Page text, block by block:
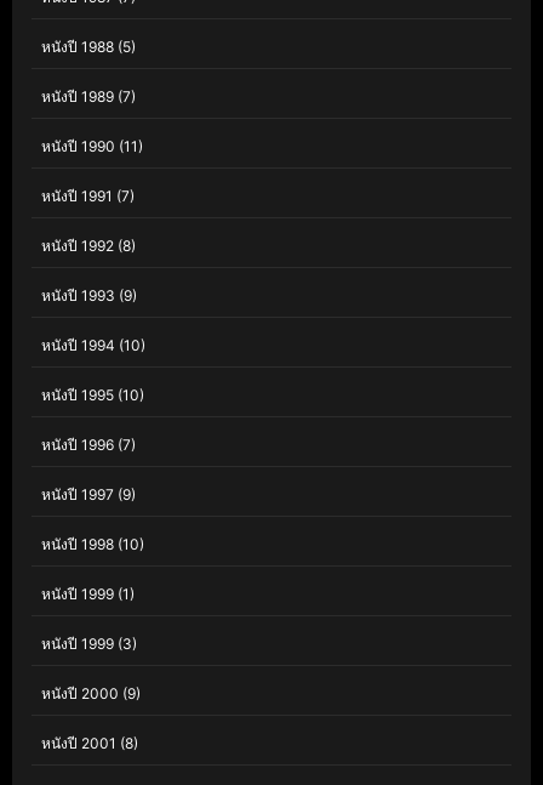
หนังปี 1988 (5)
หนังปี 1989 (7)
หนังปี 1990 (11)
หนังปี 1991 (7)
หนังปี 1992 (8)
หนังปี 1993 (9)
หนังปี 1994 (10)
หนังปี 1995 (10)
หนังปี 1996 (7)
หนังปี 1997 (9)
หนังปี 1998 (10)
หนังปี 1999 (1)
หนังปี 1999 (3)
หนังปี 2000 (9)
หนังปี 2001 (8)